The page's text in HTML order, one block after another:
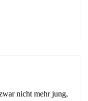
nicht mehr jung,